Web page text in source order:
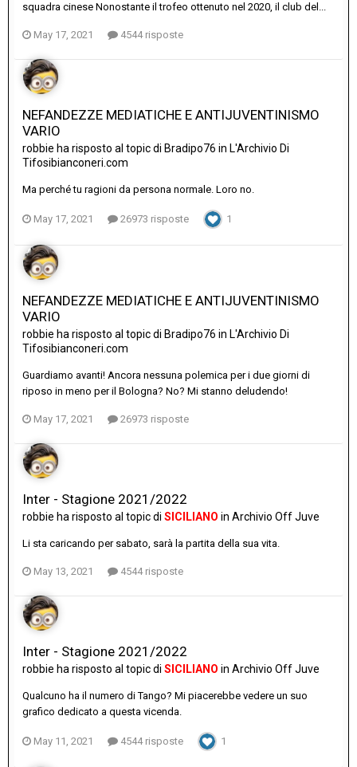
squadra cinese Nonostante il trofeo ottenuto nel 2020, il club del...
May 17, 2021 4544 risposte
NEFANDEZZE MEDIATICHE E ANTIJUVENTINISMO
VARIO
robbie ha risposto al topic di Bradipo76 in L'Archivio Di
Tifosibianconeri.com
Ma perché tu ragioni da persona normale. Loro no.
May 17, 2021 26973 risposte 1
NEFANDEZZE MEDIATICHE E ANTIJUVENTINISMO
VARIO
robbie ha risposto al topic di Bradipo76 in L'Archivio Di
Tifosibianconeri.com
Guardiamo avanti! Ancora nessuna polemica per i due giorni di
riposo in meno per il Bologna? No? Mi stanno deludendo!
May 17, 2021 26973 risposte
Inter - Stagione 2021/2022
robbie ha risposto al topic di SICILIANO in Archivio Off Juve
Li sta caricando per sabato, sarà la partita della sua vita.
May 13, 2021 4544 risposte
Inter - Stagione 2021/2022
robbie ha risposto al topic di SICILIANO in Archivio Off Juve
Qualcuno ha il numero di Tango? Mi piacerebbe vedere un suo
grafico dedicato a questa vicenda.
May 11, 2021 4544 risposte 1